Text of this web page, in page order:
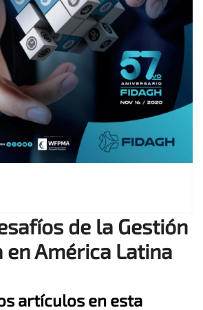
de la Gestión
en América Latina
artículos en esta